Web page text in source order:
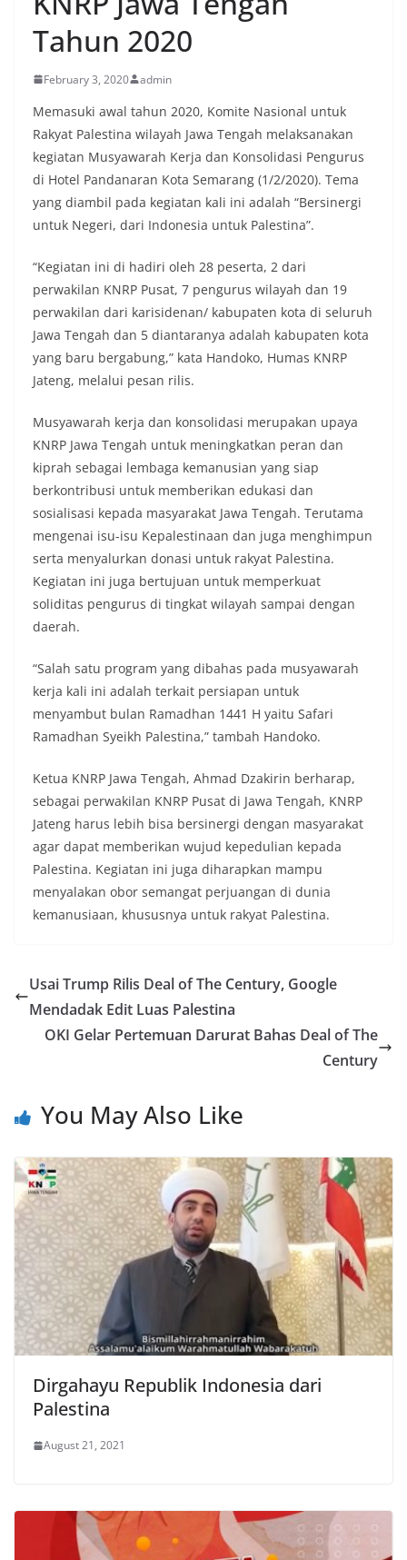
Tahun 2020
February 3, 2020 admin
Memasuki awal tahun 2020, Komite Nasional untuk
Rakyat Palestina wilayah Jawa Tengah melaksanakan
kegiatan Musyawarah Kerja dan Konsolidasi Pengurus
di Hotel Pandanaran Kota Semarang (1/2/2020). Tema
yang diambil pada kegiatan kali ini adalah “Bersinergi
untuk Negeri, dari Indonesia untuk Palestina”.
“Kegiatan ini di hadiri oleh 28 peserta, 2 dari
perwakilan KNRP Pusat, 7 pengurus wilayah dan 19
perwakilan dari karisidenan/ kabupaten kota di seluruh
Jawa Tengah dan 5 diantaranya adalah kabupaten kota
yang baru bergabung,” kata Handoko, Humas KNRP
Jateng, melalui pesan rilis.
Musyawarah kerja dan konsolidasi merupakan upaya
KNRP Jawa Tengah untuk meningkatkan peran dan
kiprah sebagai lembaga kemanusian yang siap
berkontribusi untuk memberikan edukasi dan
sosialisasi kepada masyarakat Jawa Tengah. Terutama
mengenai isu-isu Kepalestinaan dan juga menghimpun
serta menyalurkan donasi untuk rakyat Palestina.
Kegiatan ini juga bertujuan untuk memperkuat
soliditas pengurus di tingkat wilayah sampai dengan
daerah.
“Salah satu program yang dibahas pada musyawarah
kerja kali ini adalah terkait persiapan untuk
menyambut bulan Ramadhan 1441 H yaitu Safari
Ramadhan Syeikh Palestina,” tambah Handoko.
Ketua KNRP Jawa Tengah, Ahmad Dzakirin berharap,
sebagai perwakilan KNRP Pusat di Jawa Tengah, KNRP
Jateng harus lebih bisa bersinergi dengan masyarakat
agar dapat memberikan wujud kepedulian kepada
Palestina. Kegiatan ini juga diharapkan mampu
menyalakan obor semangat perjuangan di dunia
kemanusiaan, khususnya untuk rakyat Palestina.
Usai Trump Rilis Deal of The Century, Google
Mendadak Edit Luas Palestina
OKI Gelar Pertemuan Darurat Bahas Deal of The
Century
You May Also Like
Dirgahayu Republik Indonesia dari
Palestina
August 21, 2021